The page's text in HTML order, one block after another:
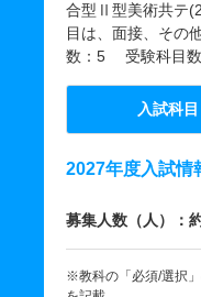
合型Ⅱ型美術共テ
目は、面接、その
数：5 受験科目数
入試科目
2027年度入試情
募集人数（人）：
※教科の「必須/選択